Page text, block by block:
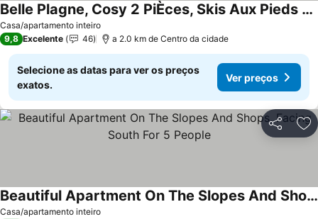
Casa/apartamento inteiro
Belle Plagne, Cosy 2 PiÈces, Skis Aux Pieds / Pack Premium Offert !!!
9,8 Excelente 46 a 2.0 km de Centro da cidade
Selecione as datas para ver os preços
exatos.
Ver preços
Partilhar
Casa/apartamento inteiro
Beautiful Apartment On The Slopes And Shops, Facing South For 5 People